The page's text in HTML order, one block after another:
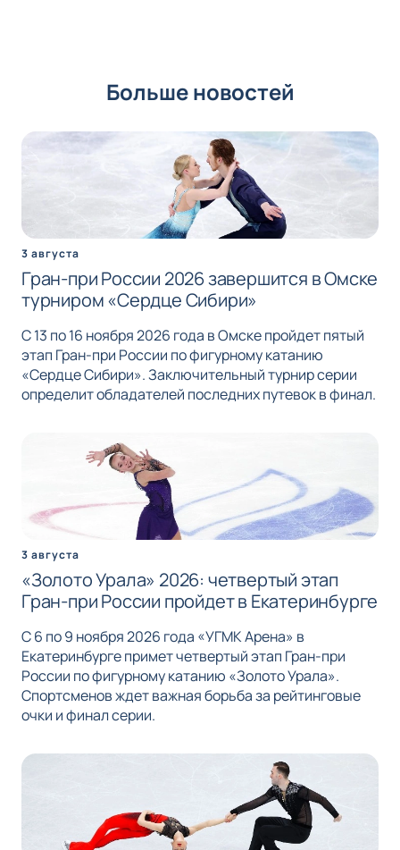
Больше новостей
3 августа
Гран-при России 2026 завершится в Омске
турниром «Сердце Сибири»
С 13 по 16 ноября 2026 года в Омске пройдет пятый
этап Гран-при России по фигурному катанию
«Сердце Сибири». Заключительный турнир серии
определит обладателей последних путевок в финал.
3 августа
«Золото Урала» 2026: четвертый этап
Гран-при России пройдет в Екатеринбурге
С 6 по 9 ноября 2026 года «УГМК Арена» в
Екатеринбурге примет четвертый этап Гран-при
России по фигурному катанию «Золото Урала».
Спортсменов ждет важная борьба за рейтинговые
очки и финал серии.